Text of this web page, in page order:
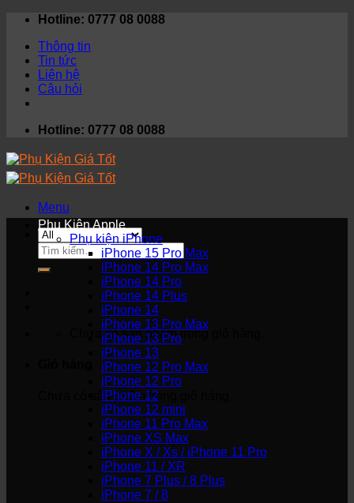
Skip
content
Hotline: 0777 08 0088
Thông tin
Tin tức
Liên hệ
Câu hỏi
Hotline: 0777 08 0088
Menu
Tìm
kiếm:
Chưa có sản phẩm trong giỏ hàng.
Chưa có sản phẩm trong giỏ hàng.
Phụ Kiện Apple
Phụ kiện iPhone
iPhone 15 Pro Max
iPhone 14 Pro Max
iPhone 14 Pro
iPhone 14 Plus
iPhone 14
iPhone 13 Pro Max
iPhone 13 Pro
iPhone 13
iPhone 12 Pro Max
iPhone 12 Pro
iPhone 12
iPhone 12 mini
iPhone 11 Pro Max
iPhone XS Max
iPhone X / Xs / iPhone 11 Pro
iPhone 11 / XR
iPhone 7 Plus / 8 Plus
iPhone 7 / 8